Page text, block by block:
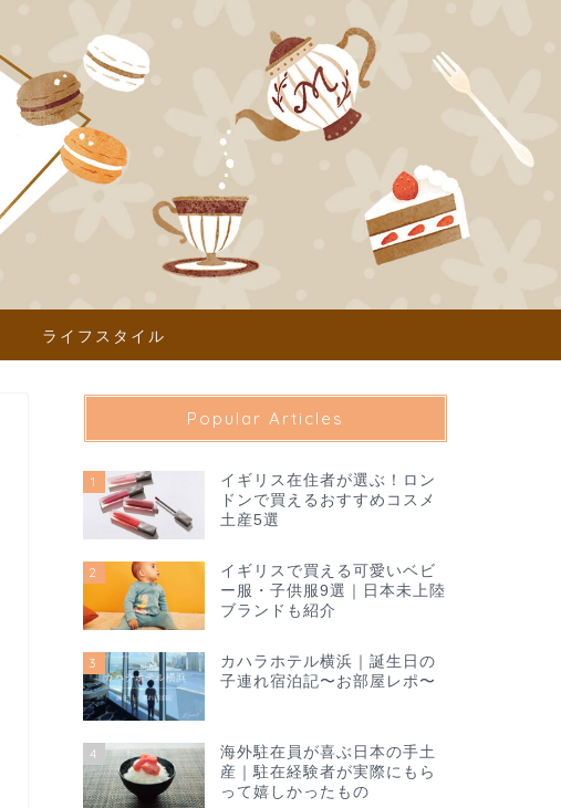
ライフスタイル
Popular Articles
1
イギリス在住者が選ぶ！ロン
ドンで買えるおすすめコスメ
土産5選
2
イギリスで買える可愛いベビ
ー服・子供服9選｜日本未上陸
ブランドも紹介
3
カハラホテル横浜｜誕生日の
子連れ宿泊記〜お部屋レポ〜
4
海外駐在員が喜ぶ日本の手土
産｜駐在経験者が実際にもら
って嬉しかったもの